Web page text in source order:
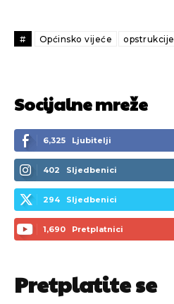
# Općinsko vijeće opstrukcije
Socijalne mreže
6,325 Ljubitelji
402 Sljedbenici
294 Sljedbenici
1,690 Pretplatnici
Pretplatite se